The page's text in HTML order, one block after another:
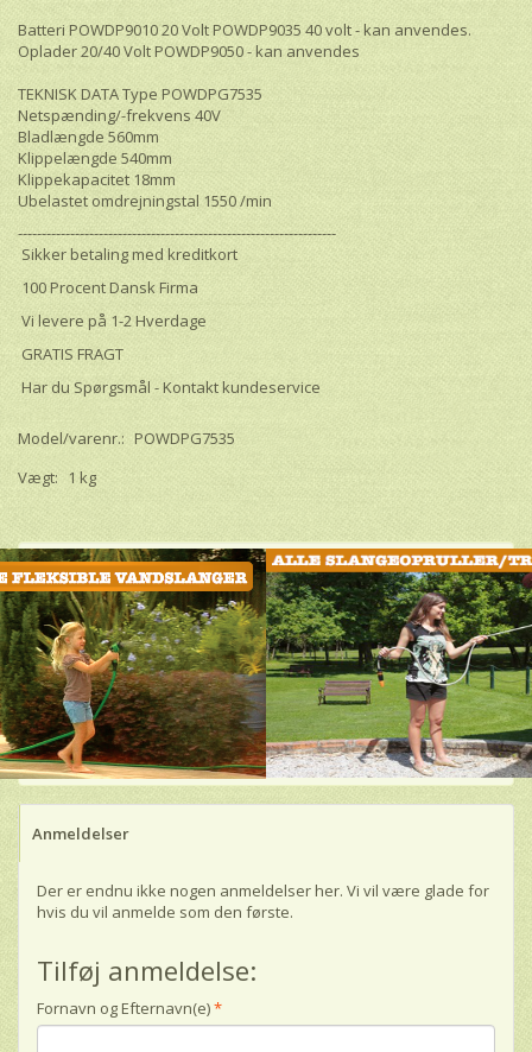
Batteri POWDP9010 20 Volt POWDP9035 40 volt - kan anvendes.
Oplader 20/40 Volt POWDP9050 - kan anvendes
TEKNISK DATA Type POWDPG7535
Netspænding/-frekvens 40V
Bladlængde 560mm
Klippelængde 540mm
Klippekapacitet 18mm
Ubelastet omdrejningstal 1550 /min
-------------------------------------------------------------------
Sikker betaling med kreditkort
100 Procent Dansk Firma
Vi levere på 1-2 Hverdage
GRATIS FRAGT
Har du Spørgsmål - Kontakt kundeservice
Model/varenr.: POWDPG7535
Vægt:
1 kg
Anmeldelser
Der er endnu ikke nogen anmeldelser her. Vi vil være glade for
hvis du vil anmelde som den første.
Tilføj anmeldelse:
Fornavn og Efternavn(e)